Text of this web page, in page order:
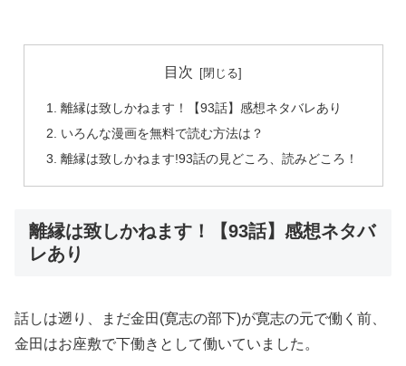
目次
離縁は致しかねます！【93話】感想ネタバレあり
いろんな漫画を無料で読む方法は？
離縁は致しかねます!93話の見どころ、読みどころ！
離縁は致しかねます！【93話】感想ネタバ
レあり
話しは遡り、まだ金田(寛志の部下)が寛志の元で働く前、
金田はお座敷で下働きとして働いていました。